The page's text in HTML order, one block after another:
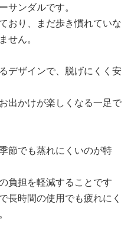
サンダルです。
おり、まだ歩き慣れていな
せん。
デザインで、脱げにくく安
出かけが楽しくなる一足で
節でも蒸れにくいのが特
負担を軽減することです
長時間の使用でも疲れにく